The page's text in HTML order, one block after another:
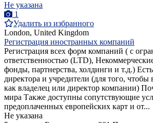
Не указана
1
Удалить из избранного
London, United Kingdom
Регистрация иностранных компаний
Регистрация всех форм компаний ( с
ответственностью (LTD),
фонды, партнерства, холдинги и т.д.)
директора и учредители (для того,
как владелец или директор компании)
мира Также доступны сопутствующие
предоплаченных европейских карт и от...
Не указана